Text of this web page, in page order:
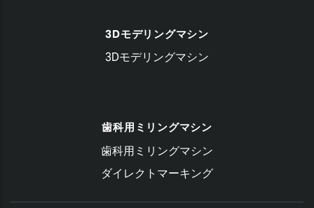
3Dモデリングマシン
3Dモデリングマシン
歯科用ミリングマシン
歯科用ミリングマシン
ダイレクトマーキング